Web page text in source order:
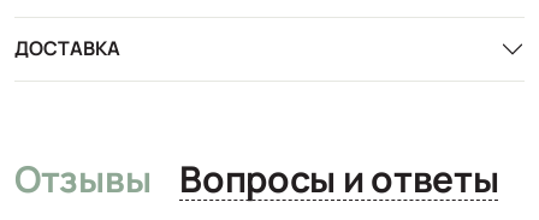
ДОСТАВКА
Отзывы Вопросы и ответы